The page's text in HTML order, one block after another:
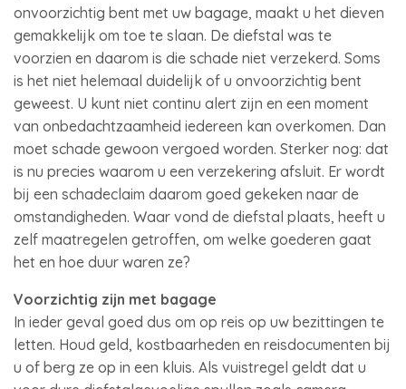
onvoorzichtig bent met uw bagage, maakt u het dieven
gemakkelijk om toe te slaan. De diefstal was te
voorzien en daarom is die schade niet verzekerd. Soms
is het niet helemaal duidelijk of u onvoorzichtig bent
geweest. U kunt niet continu alert zijn en een moment
van onbedachtzaamheid iedereen kan overkomen. Dan
moet schade gewoon vergoed worden. Sterker nog: dat
is nu precies waarom u een verzekering afsluit. Er wordt
bij een schadeclaim daarom goed gekeken naar de
omstandigheden. Waar vond de diefstal plaats, heeft u
zelf maatregelen getroffen, om welke goederen gaat
het en hoe duur waren ze?
Voorzichtig zijn met bagage
In ieder geval goed dus om op reis op uw bezittingen te
letten. Houd geld, kostbaarheden en reisdocumenten bij
u of berg ze op in een kluis. Als vuistregel geldt dat u